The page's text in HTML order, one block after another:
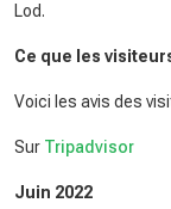
Lod.
Ce que les
Voici les avis des
Sur Tripadvisor
Juin 2022